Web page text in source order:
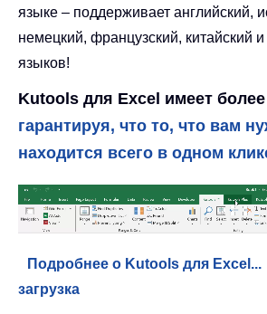
языке – поддерживает английский,
немецкий, французский, китайский
языков!
Kutools для Excel имеет
гарантируя, что то, что вам
находится всего в одном
Подробнее о Kutools для Excel...
загрузка